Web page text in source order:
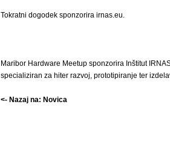
Tokratni dogodek sponzorira irnas.eu.
Maribor Hardware Meetup sponzorira Inštitut
specializiran za hiter razvoj, prototipiranje ter
<- Nazaj na: Novica